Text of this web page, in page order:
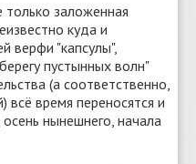
только заложенная
куда и
верфи "капсулы",
пустынных волн"
(а соответственно,
всё время переносятся и
нынешнего, начала